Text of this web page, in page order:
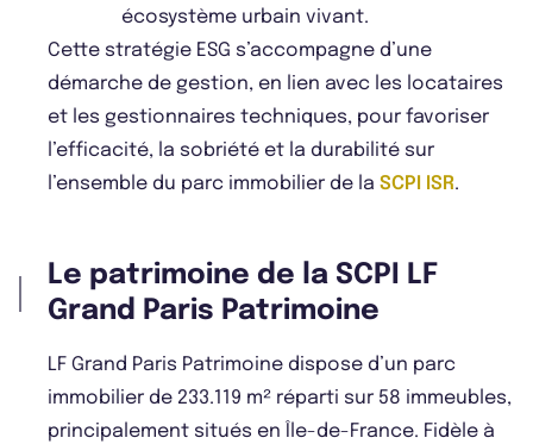
écosystème urbain vivant.
Cette stratégie ESG s’accompagne d’une
démarche de gestion, en lien avec les locataires
et les gestionnaires techniques, pour favoriser
l’efficacité, la sobriété et la durabilité sur
l’ensemble du parc immobilier de la SCPI ISR.
Le patrimoine de la SCPI LF
Grand Paris Patrimoine
LF Grand Paris Patrimoine dispose d’un parc
immobilier de 233.119 m² réparti sur 58 immeubles,
principalement situés en Île-de-France. Fidèle à